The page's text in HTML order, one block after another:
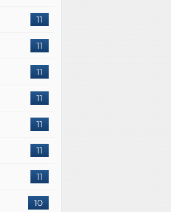
11
11
11
11
11
11
11
10